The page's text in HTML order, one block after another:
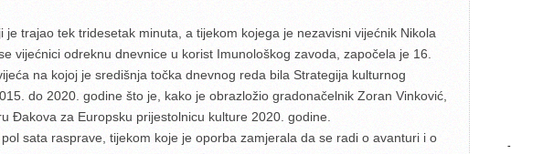
je trajao tek tridesetak minuta, a tijekom kojega je nezavisni vijećnik Nikola
vijećnici odreknu dnevnice u korist Imunološkog zavoda, započela je 16.
na kojoj je središnja točka dnevnog reda bila Strategija kulturnog
do 2020. godine što je, kako je obrazložio gradonačelnik Zoran Vinković,
Đakova za Europsku prijestolnicu kulture 2020. godine.
sata rasprave, tijekom koje je oporba zamjerala da se radi o avanturi i o
-